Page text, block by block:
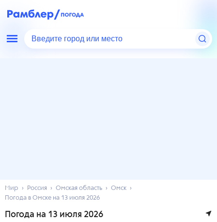
Введите город или место
Мир Россия Омская область
Омск
Погода в Омске на 13 июля 2026
Погода на 13 июля 2026